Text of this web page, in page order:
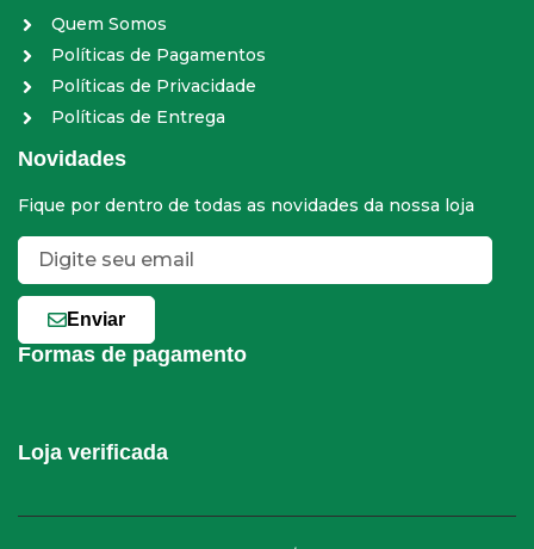
Quem Somos
Políticas de Pagamentos
Políticas de Privacidade
Políticas de Entrega
Novidades
Fique por dentro de todas as novidades da nossa loja
Enviar
Formas de pagamento
Loja verificada